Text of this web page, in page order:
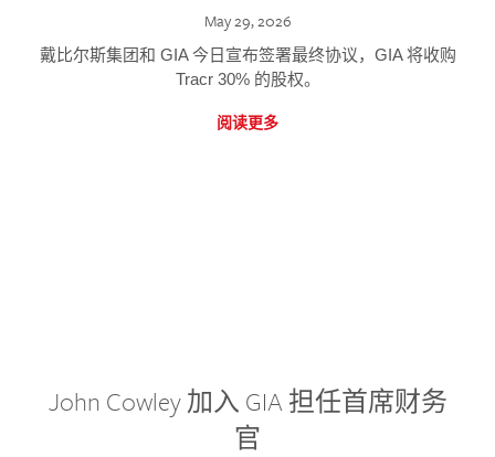
May 29, 2026
戴比尔斯集团和 GIA 今日宣布签署最终协议，GIA 将收购
Tracr 30% 的股权。
阅读更多
John Cowley 加入 GIA 担任首席财务
官